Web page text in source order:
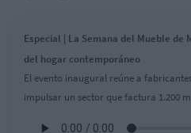
Especial | La Semana del Mueble
del hogar contemporáneo
El evento inaugural reúne a
impulsar un sector que factura 1.200